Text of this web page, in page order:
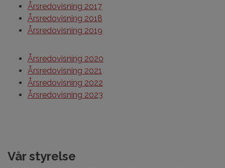
Årsredovisning 2017
Årsredovisning 2018
Årsredovisning 2019
Årsredovisning 2020
Årsredovisning 2021
Årsredovisning 2022
Årsredovisning 2023
Vår styrelse